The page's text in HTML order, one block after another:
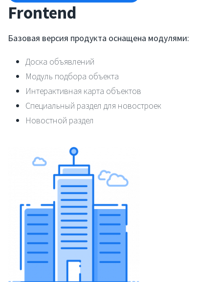
Frontend
Базовая версия продукта оснащена модулями:
Доска объявлений
Модуль подбора объекта
Интерактивная карта объектов
Специальный раздел для новостроек
Новостной раздел